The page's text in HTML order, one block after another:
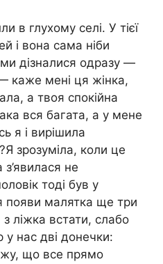
в глухому селі. У тієї
і вона сама ніби
дізналися одразу —
каже мені ця жінка,
а твоя спокійна
вся багата, а у мене
я і вирішила
зрозуміла, коли це
не
тоді був у
появи малятка ще три
ліжка встати, слабо
у нас дві донечки:
що все прямо